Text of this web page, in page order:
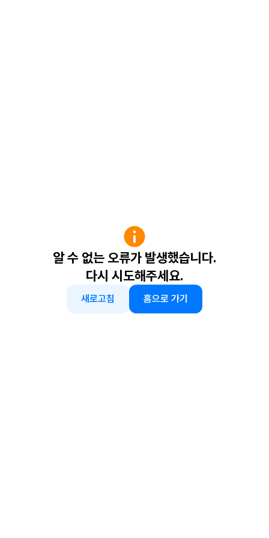
알 수 없는 오류가 발생했습니다.
다시 시도해주세요.
새로고침 홈으로 가기